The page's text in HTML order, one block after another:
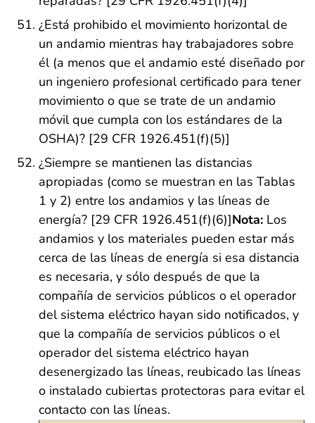
¿Está prohibido el movimiento horizontal de
un andamio mientras hay trabajadores sobre
él (a menos que el andamio esté diseñado por
un ingeniero profesional certificado para tener
movimiento o que se trate de un andamio
móvil que cumpla con los estándares de la
OSHA)? [29 CFR 1926.451(f)(5)]
¿Siempre se mantienen las distancias
apropiadas (como se muestran en las Tablas
1 y 2) entre los andamios y las líneas de
energía? [29 CFR 1926.451(f)(6)]Nota: Los
andamios y los materiales pueden estar más
cerca de las líneas de energía si esa distancia
es necesaria, y sólo después de que la
compañía de servicios públicos o el operador
del sistema eléctrico hayan sido notificados, y
que la compañía de servicios públicos o el
operador del sistema eléctrico hayan
desenergizado las líneas, reubicado las líneas
o instalado cubiertas protectoras para evitar el
contacto con las líneas.